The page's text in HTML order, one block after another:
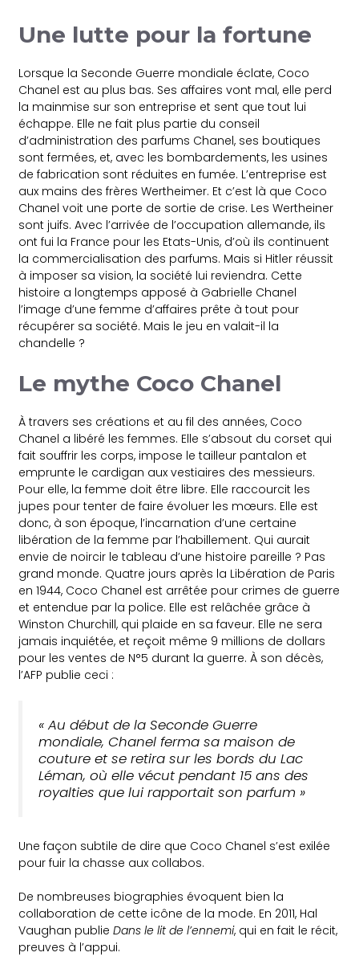
Une lutte pour la fortune
Lorsque la Seconde Guerre mondiale éclate, Coco
Chanel est au plus bas. Ses affaires vont mal, elle perd
la mainmise sur son entreprise et sent que tout lui
échappe. Elle ne fait plus partie du conseil
d’administration des parfums Chanel, ses boutiques
sont fermées, et, avec les bombardements, les usines
de fabrication sont réduites en fumée. L’entreprise est
aux mains des frères Wertheimer. Et c’est là que Coco
Chanel voit une porte de sortie de crise. Les Wertheiner
sont juifs. Avec l’arrivée de l’occupation allemande, ils
ont fui la France pour les Etats-Unis, d’où ils continuent
la commercialisation des parfums. Mais si Hitler réussit
à imposer sa vision, la société lui reviendra. Cette
histoire a longtemps apposé à Gabrielle Chanel
l’image d’une femme d’affaires prête à tout pour
récupérer sa société. Mais le jeu en valait-il la
chandelle ?
Le mythe Coco Chanel
À travers ses créations et au fil des années, Coco
Chanel a libéré les femmes. Elle s’absout du corset qui
fait souffrir les corps, impose le tailleur pantalon et
emprunte le cardigan aux vestiaires des messieurs.
Pour elle, la femme doit être libre. Elle raccourcit les
jupes pour tenter de faire évoluer les mœurs. Elle est
donc, à son époque, l’incarnation d’une certaine
libération de la femme par l’habillement. Qui aurait
envie de noircir le tableau d’une histoire pareille ? Pas
grand monde. Quatre jours après la Libération de Paris
en 1944, Coco Chanel est arrêtée pour crimes de guerre
et entendue par la police. Elle est relâchée grâce à
Winston Churchill, qui plaide en sa faveur. Elle ne sera
jamais inquiétée, et reçoit même 9 millions de dollars
pour les ventes de N°5 durant la guerre. À son décès,
l’AFP publie ceci :
« Au début de la Seconde Guerre
mondiale, Chanel ferma sa maison de
couture et se retira sur les bords du Lac
Léman, où elle vécut pendant 15 ans des
royalties que lui rapportait son parfum »
Une façon subtile de dire que Coco Chanel s’est exilée
pour fuir la chasse aux collabos.
De nombreuses biographies évoquent bien la
collaboration de cette icône de la mode. En 2011, Hal
Vaughan publieDans le lit de l’ennemi, qui en fait le récit,
preuves à l’appui.